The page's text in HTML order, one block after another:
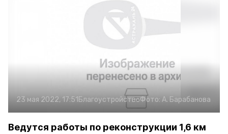
23 мая 2022, 17:51 БлагоустройствоФото: А. Барабанова
Ведутся работы по реконструкции 1,6 км